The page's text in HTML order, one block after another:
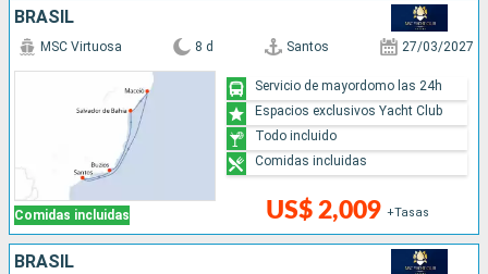
BRASIL
Comidas incluidas
MSC Virtuosa 8 d Santos 27/03/2027
US$ 2,009 +Tasas
Servicio de mayordomo las 24h
Espacios exclusivos Yacht Club
Todo incluido
Comidas incluidas
BRASIL